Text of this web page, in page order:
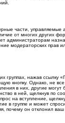
части,
от многих других
администраторам
модераторских прав
нажав ссылку
кнопку. Однако, не
в них, другие
в ней, щелкнув по
на вступление,
в группе и может
почему он отклонил